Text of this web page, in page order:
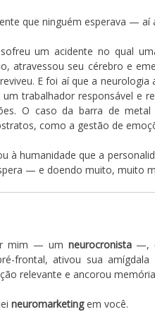
que ninguém esperava — aí
um acidente no qual
atravessou seu cérebro e
E foi aí que a
trabalhador responsável e
O caso da barra de
como a gestão de
à humanidade que a
— e doendo muito, muito
mim — um neurocronista—,
frontal, ativou sua
relevante e ancorou
neuromarketingem você.